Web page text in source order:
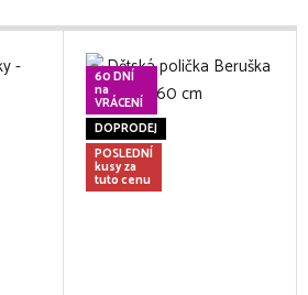
60 DNÍ
na
VRÁCENÍ
DOPRODEJ
POSLEDNÍ
kusy za
tuto cenu